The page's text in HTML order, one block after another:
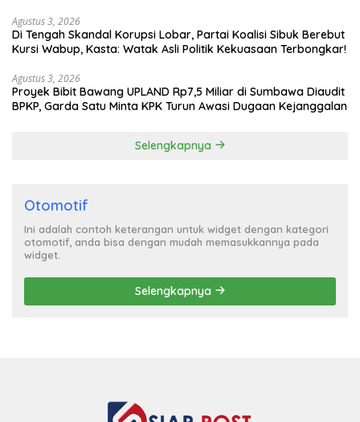
Agustus 3, 2026
Di Tengah Skandal Korupsi Lobar, Partai Koalisi Sibuk Berebut
Kursi Wabup, Kasta: Watak Asli Politik Kekuasaan Terbongkar!
Agustus 3, 2026
Proyek Bibit Bawang UPLAND Rp7,5 Miliar di Sumbawa Diaudit
BPKP, Garda Satu Minta KPK Turun Awasi Dugaan Kejanggalan
Selengkapnya
Otomotif
Ini adalah contoh keterangan untuk widget dengan kategori
otomotif, anda bisa dengan mudah memasukkannya pada
widget.
Selengkapnya